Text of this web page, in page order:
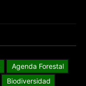
Agenda Forestal
Biodiversidad